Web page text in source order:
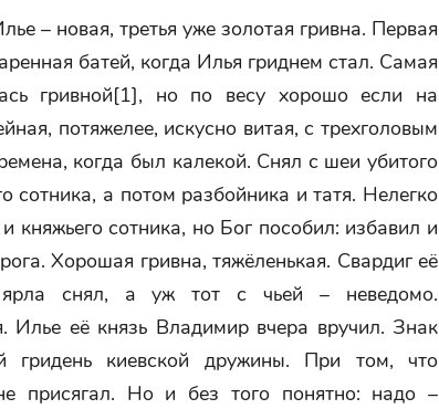
– новая, третья уже золотая гривна. Первая
батей, когда Илья гриднем стал. Самая
гривной[1], но по весу хорошо если на
потяжелее, искусно витая, с трехголовым
когда был калекой. Снял с шеи убитого
сотника, а потом разбойника и татя. Нелегко
княжьего сотника, но Бог пособил: избавил и
Хорошая гривна, тяжёленькая. Свардиг её
ярла снял, а уж тот с чьей – неведомо.
Илье её князь Владимир вчера вручил. Знак
гридень киевской дружины. При том, что
присягал. Но и без того понятно: надо –